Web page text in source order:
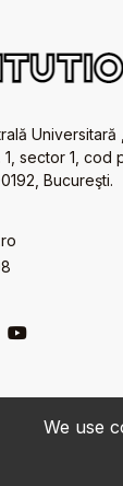
We use
Universitară
1, sector 1, cod
Bucureşti.